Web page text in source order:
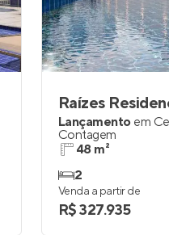
Raízes
Lançamento em
Contagem
48 m²
2
Venda a partir de
R$ 327.935